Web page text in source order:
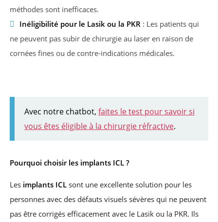
méthodes sont inefficaces.
Inéligibilité pour le Lasik ou la PKR : Les patients qui
ne peuvent pas subir de chirurgie au laser en raison de
cornées fines ou de contre-indications médicales.
Avec notre chatbot, faites le test pour savoir si
vous êtes éligible à la chirurgie réfractive.
Pourquoi choisir les implants ICL ?
Les implants ICL sont une excellente solution pour les
personnes avec des défauts visuels sévères qui ne peuvent
pas être corrigés efficacement avec le Lasik ou la PKR. Ils